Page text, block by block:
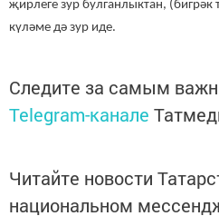
җирлеге зур булганлыктан,
күләме дә зур иде.
Следите за самым
Telegram-канале
Читайте новости
национальном